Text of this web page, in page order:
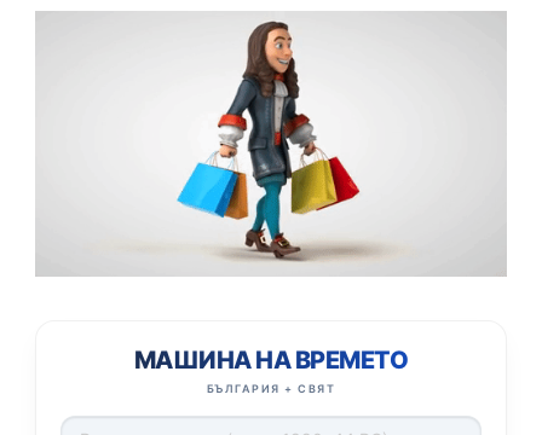
МАШИНА НА ВРЕМЕТО
БЪЛГАРИЯ + СВЯТ